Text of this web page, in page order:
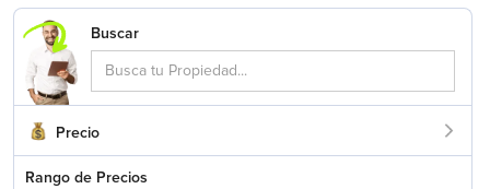
Buscar
Precio
Rango de Precios